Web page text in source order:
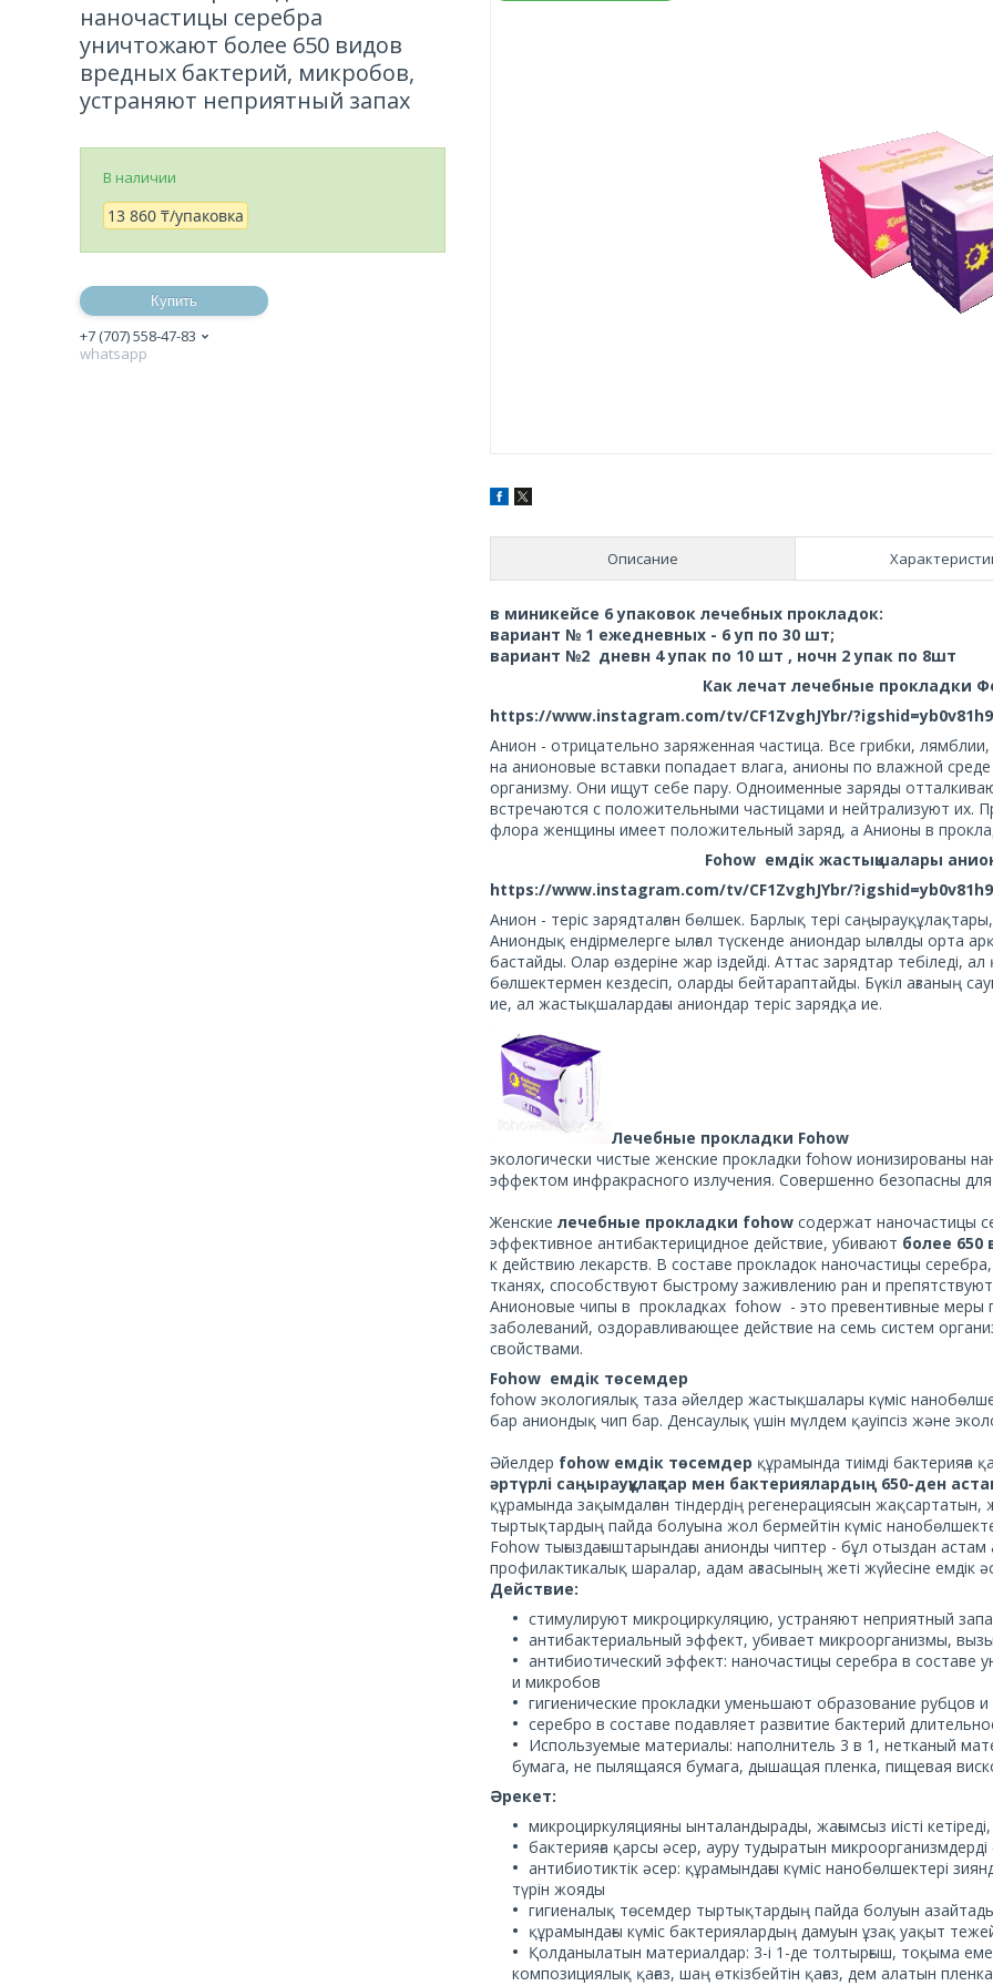
Описание
в миникейсе 6 упаковок лечебных прокладок:
вариант № 1 ежедневных - 6 уп по 30 шт;
вариант №2 дневн 4 упак по 10 шт , ночн 2 упак по 8шт
Как лечат лечебные прокладки
https://www.instagram.com/tv/CF1ZvghJYbr/
Анион - отрицательно заряженная частица. Все грибки,
на анионовые вставки попадает влага, анионы по влажной
организму. Они ищут себе пару. Одноименные заряды
встречаются с положительными частицами и нейтрализуют их.
флора женщины имеет положительный заряд, а Анионы в
Fohow емдік жастықшалары
https://www.instagram.com/tv/CF1ZvghJYbr/
Анион - теріс зарядталған бөлшек. Барлық терi
Аниондық ендірмелерге ылғал түскенде аниондар ылғалды орта
бастайды. Олар өздеріне жар іздейді. Аттас зарядтар тебіледі,
бөлшектермен кездесіп, оларды бейтараптайды. Бүкіл ағзаның
ие, ал жастықшалардағы аниондар теріс зарядқа ие.
Лечебные прокладки Fohow
экологически чистые женские прокладки fohow ионизированы
эффектом инфракрасного излучения. Совершенно безопасны
Женские лечебные прокладки fohow содержат наночастицы
эффективное антибактерицидное действие, убивают более
к действию лекарств. В составе прокладок наночастицы
тканях, способствуют быстрому заживлению ран и
Анионовые чипы в прокладках fohow - это превентивные меры
заболеваний, оздоравливающее действие на семь систем
свойствами.
Fohow емдік төсемдер
fohow экологиялық таза әйелдер жастықшалары күміс
бар аниондық чип бар. Денсаулық үшін мүлдем қауіпсіз және
Әйелдер fohow емдік төсемдер құрамында тиімді бактерияға
әртүрлі саңырауқұлақтар мен бактериялардың 650-ден
құрамында зақымдалған тіндердің регенерациясын
тыртықтардың пайда болуына жол бермейтін күміс
Fohow тығыздағыштарындағы анионды чиптер - бұл отыздан
профилактикалық шаралар, адам ағзасының жеті жүйесіне емдік
Действие:
cтимулируют микроциркуляцию, устраняют неприятный
антибактериальный эффект, убивает микроорганизмы,
антибиотический эффект: наночастицы серебра в составе
и микробов
гигиенические прокладки уменьшают образование рубцов
серебро в составе подавляет развитие бактерий
Используемые материалы: наполнитель 3 в 1, нетканый
бумага, не пылящаяся бумага, дышащая пленка, пищевая
Әрекет:
микроциркуляцияны ынталандырады, жағымсыз иісті
бактерияға қарсы әсер, ауру тудыратын микроорганизмдерді
антибиотиктік әсер: құрамындағы күміс нанобөлшектері
түрін жояды
гигиеналық төсемдер тыртықтардың пайда болуын
құрамындағы күміс бактериялардың дамуын ұзақ уақыт
Қолданылатын материалдар: 3-і 1-де толтырғыш, тоқыма
композициялық қағаз, шаң өткізбейтін қағаз, дем алатын
наночастицы серебра
уничтожают более 650 видов
вредных бактерий, микробов,
устраняют неприятный запах
В наличии
13 860 ₸/упаковка
Купить
+7 (707) 558-47-83
whatsapp